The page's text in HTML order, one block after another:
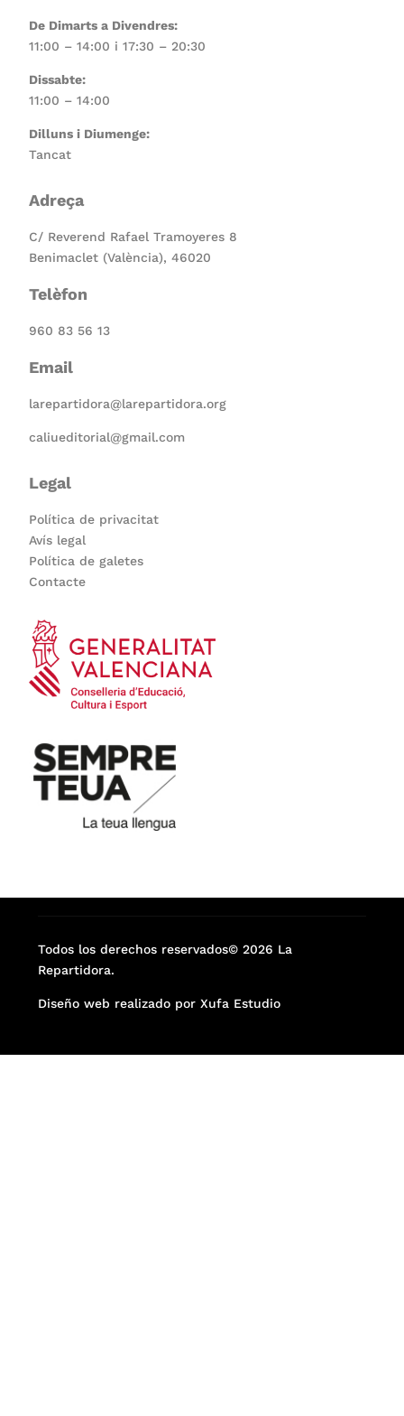
De Dimarts a Divendres:
11:00 – 14:00 i 17:30 – 20:30
Dissabte:
11:00 – 14:00
Dilluns i Diumenge:
Tancat
Adreça
C/ Reverend Rafael Tramoyeres 8
Benimaclet (València), 46020
Telèfon
960 83 56 13
Email
larepartidora@larepartidora.org
caliueditorial@gmail.com
Legal
Política de privacitat
Avís legal
Política de galetes
Contacte
Todos los derechos reservados© 2026 La
Repartidora.
Diseño web realizado por Xufa Estudio